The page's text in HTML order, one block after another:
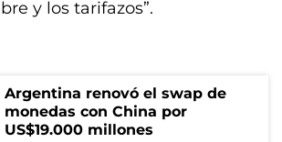
y los tarifazos”.
Argentina renovó el swap de
monedas con China por
US$19.000 millones